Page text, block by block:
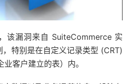
该漏洞来自 SuiteCommerce 实
特别是在自定义记录类型 (CRT)
客户建立的表）内。